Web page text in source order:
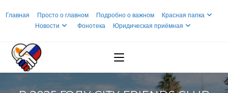
Главная Просто о главном Подробно о важном
Красная папка
Новости
Фонотека Юридическая приёмная